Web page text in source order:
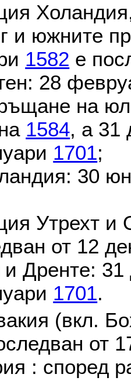
и южните
1582 е
28
на
1584, а 31
1701;
30
Утрехт
от 12
Дренте:
1701.
(вкл.
от
: според